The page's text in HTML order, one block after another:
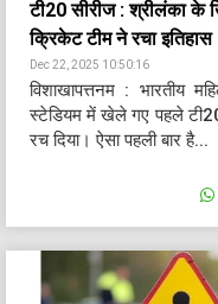
टी20 सीरीज : श्रीलंका के
क्रिकेट टीम ने रचा इतिहास
Dec 22, 2025 10:50:16
विशाखापत्तनम : भारतीय
स्टेडियम में खेले गए पहले
रच दिया। ऐसा पहली बार है...